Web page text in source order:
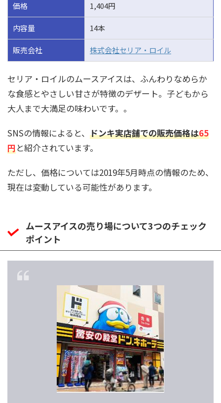
価格 1,404円
内容量 14本
販売会社 株式会社セリア・ロイル
セリア・ロイルのムースアイスは、ふんわりなめらか
な食感とやさしい甘さが特徴のデザート。子どもから
大人まで大満足の味わいです。。
SNSの情報によると、 ドンキ実店舗での販売価格は65
円と紹介されています。
ただし、価格については2019年5月時点の情報のため、
現在は変動している可能性があります。
ムースアイスの売り場について3つのチェック
ポイント